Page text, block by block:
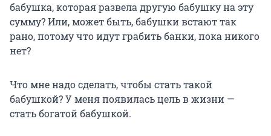
бабушка, которая развела другую бабушку на эту
сумму? Или, может быть, бабушки встают так
рано, потому что идут грабить банки, пока никого
нет?
Что мне надо сделать, чтобы стать такой
бабушкой? У меня появилась цель в жизни —
стать богатой бабушкой.